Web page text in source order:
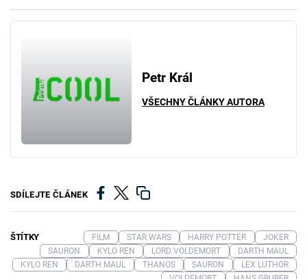
Petr Král
VŠECHNY ČLÁNKY AUTORA
SDÍLEJTE ČLÁNEK
ŠTÍTKY FILM STAR WARS HARRY POTTER
JOKER
SAURON
KYLO REN LORD VOLDEMORT
DARTH MAUL
KYLO REN
DARTH MAUL THANOS SAURON
LEX LUTHOR